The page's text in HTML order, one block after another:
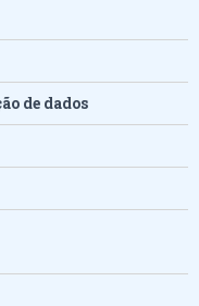
de dados